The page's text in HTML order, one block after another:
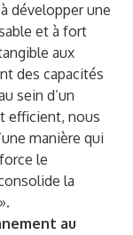
développer une
et à fort
aux
des capacités
sein d’un
efficient, nous
manière qui
le
la
au